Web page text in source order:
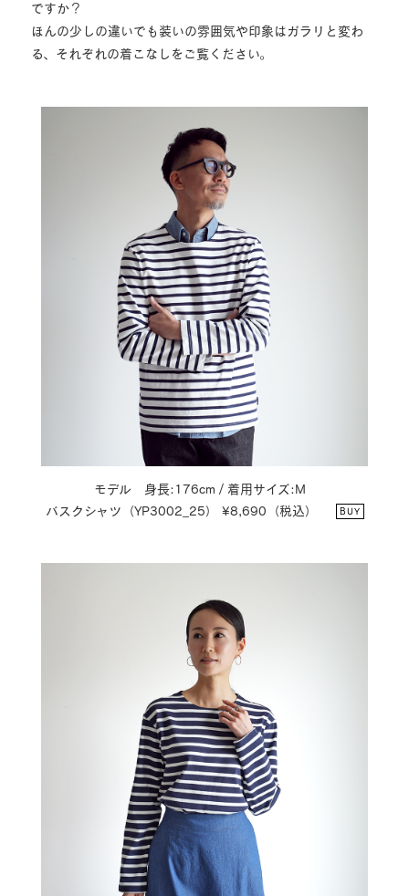
ですか？
ほんの少しの違いでも装いの雰囲気や印象はガラリと変わ
る、それぞれの着こなしをご覧ください。
モデル 身長:176cm / 着用サイズ:M
バスクシャツ（YP3002_25） ¥8,690（税込）
BUY